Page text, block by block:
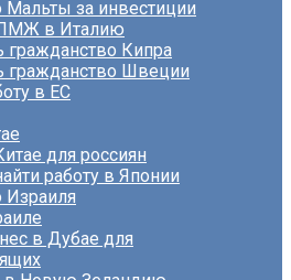
Мальты за инвестиции
в Италию
гражданство Кипра
гражданство Швеции
в ЕС
для россиян
работу в Японии
Израиля
в Дубае для